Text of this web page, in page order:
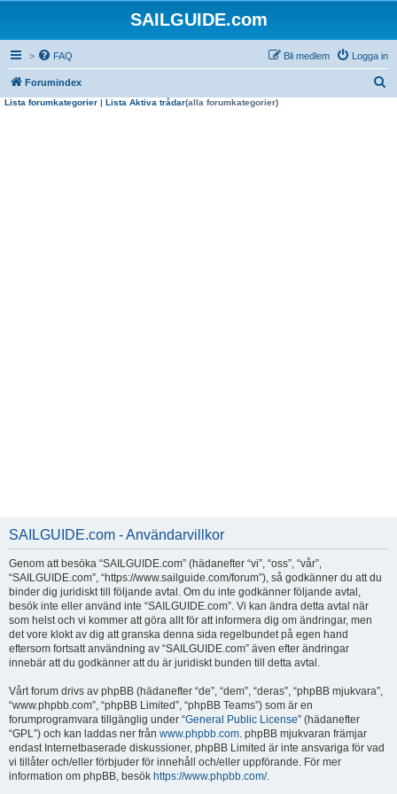
SAILGUIDE.com
> FAQ Logga in
Bli medlem
Forumindex
Lista forumkategorier | Lista Aktiva trådar(alla forumkategorier)
SAILGUIDE.com - Användarvillkor
Genom att besöka “SAILGUIDE.com” (hädanefter “vi”, “oss”, “vår”,
“SAILGUIDE.com”, “https://www.sailguide.com/forum”), så godkänner du att du
binder dig juridiskt till följande avtal. Om du inte godkänner följande avtal,
besök inte eller använd inte “SAILGUIDE.com”. Vi kan ändra detta avtal när
som helst och vi kommer att göra allt för att informera dig om ändringar, men
det vore klokt av dig att granska denna sida regelbundet på egen hand
eftersom fortsatt användning av “SAILGUIDE.com” även efter ändringar
innebär att du godkänner att du är juridiskt bunden till detta avtal.
Vårt forum drivs av phpBB (hädanefter “de”, “dem”, “deras”, “phpBB mjukvara”,
“www.phpbb.com”, “phpBB Limited”, “phpBB Teams”) som är en
forumprogramvara tillgänglig under “General Public License” (hädanefter
“GPL”) och kan laddas ner från www.phpbb.com. phpBB mjukvaran främjar
endast Internetbaserade diskussioner, phpBB Limited är inte ansvariga för vad
vi tillåter och/eller förbjuder för innehåll och/eller uppförande. För mer
information om phpBB, besök https://www.phpbb.com/.